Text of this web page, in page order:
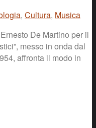
, Cultura, Musica
De Martino per il
messo in onda dal
affronta il modo in